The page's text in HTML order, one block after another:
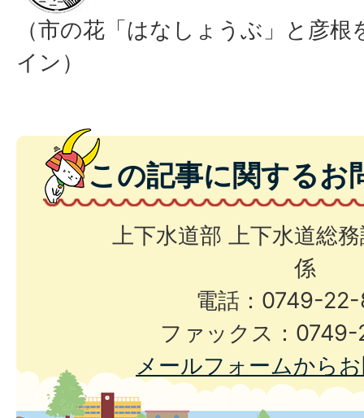
（市の花「はなしょうぶ」と彦
イン）
この記事に関するお
上下水道部 上下水道総
係
電話：0749-
ファックス：
メールフォームから